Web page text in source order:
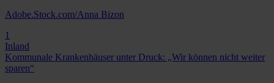
Adobe.Stock.com/Anna Bizon
1
Inland
Kommunale Krankenhäuser unter Druck: „Wir können nicht weiter
sparen“